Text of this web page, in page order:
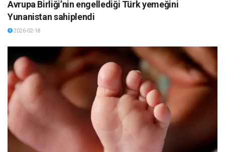
Avrupa Birliği’nin engellediği Türk yemeğini
Yunanistan sahiplendi
2026-02-18